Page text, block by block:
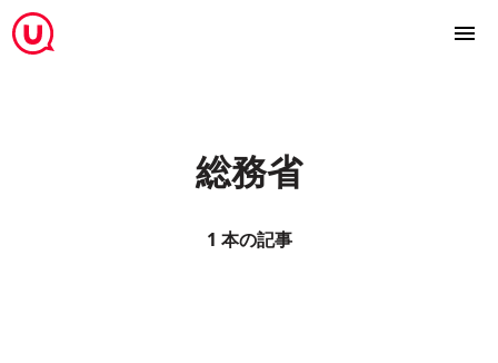
総務省
1 本の記事